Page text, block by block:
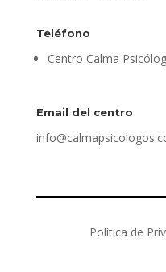
Teléfono
Centro Calma
Email del centro
Política de